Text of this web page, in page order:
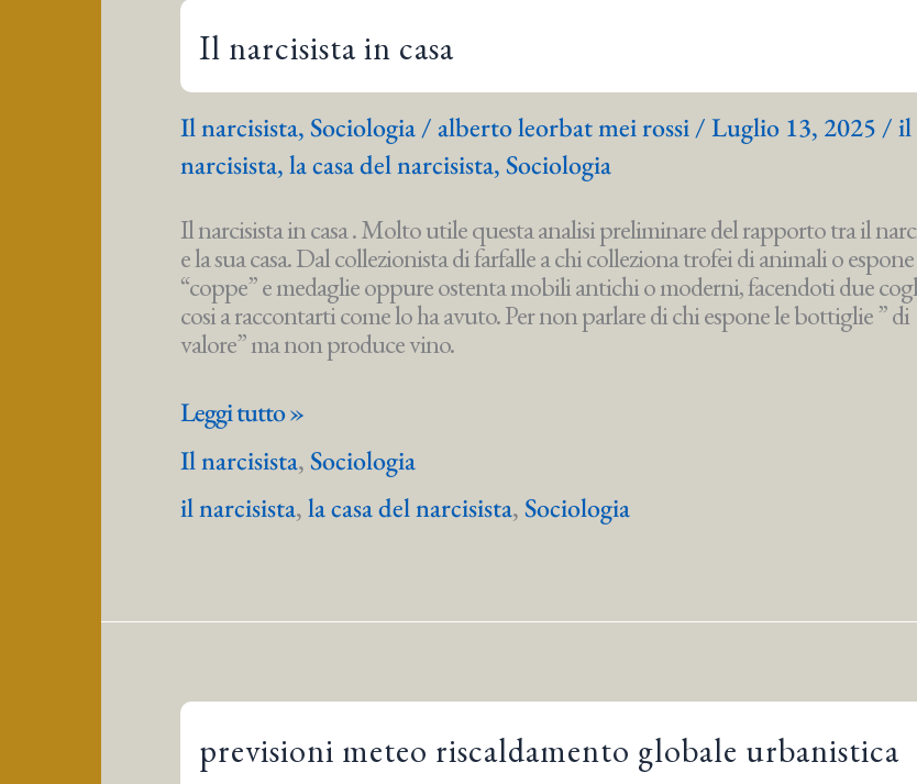
Il narcisista in casa
Il narcisista,Sociologia/alberto leorbat mei rossi/Luglio 13, 2025 /il
narcisista,la casa del narcisista,Sociologia
Il narcisista in casa . Molto utile questa analisi preliminare del rapporto tra il
e la sua casa. Dal collezionista di farfalle a chi colleziona trofei di animali o espone
“coppe” e medaglie oppure ostenta mobili antichi o moderni, facendoti due
cosi a raccontarti come lo ha avuto. Per non parlare di chi espone le bottiglie ” di
valore” ma non produce vino.
Il
narcisista
in
casa
Leggi tutto »
Il narcisista,Sociologia
il narcisista,la casa del narcisista,Sociologia
previsioni meteo riscaldamento globale urbanistica